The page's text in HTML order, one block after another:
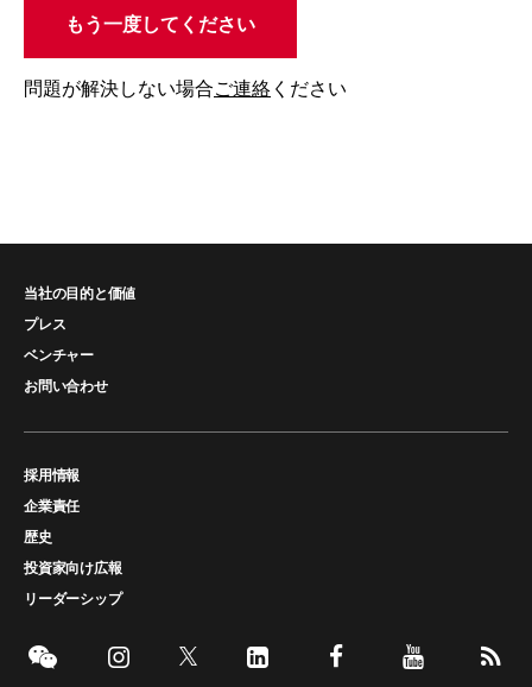
もう一度してください
問題が解決しない場合ご連絡 ください
当社の目的と価値
プレス
ベンチャー
お問い合わせ
採用情報
企業責任
歴史
投資家向け広報
リーダーシップ